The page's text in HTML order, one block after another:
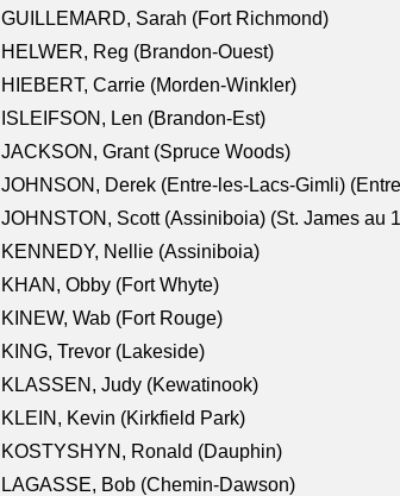
GUILLEMARD, Sarah (Fort Richmond)
HELWER, Reg (Brandon-Ouest)
HIEBERT, Carrie (Morden-Winkler)
ISLEIFSON, Len (Brandon-Est)
JACKSON, Grant (Spruce Woods)
JOHNSON, Derek (Entre-les-Lacs-Gimli)
JOHNSTON, Scott (Assiniboia) (St. James au
KENNEDY, Nellie (Assiniboia)
KHAN, Obby (Fort Whyte)
KINEW, Wab (Fort Rouge)
KING, Trevor (Lakeside)
KLASSEN, Judy (Kewatinook)
KLEIN, Kevin (Kirkfield Park)
KOSTYSHYN, Ronald (Dauphin)
LAGASSE, Bob (Chemin-Dawson)